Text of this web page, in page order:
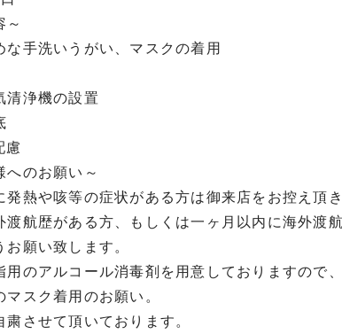
～
な手洗いうがい、マスクの着用
清浄機の設置
慮
へのお願い～
発熱や咳等の症状がある方は御来店をお控え頂
渡航歴がある方、もしくは一ヶ月以内に海外渡
願い致します。
用のアルコール消毒剤を用意しておりますので
スク着用のお願い。
させて頂いております。